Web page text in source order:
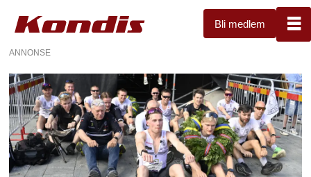
Bli medlem
ANNONSE